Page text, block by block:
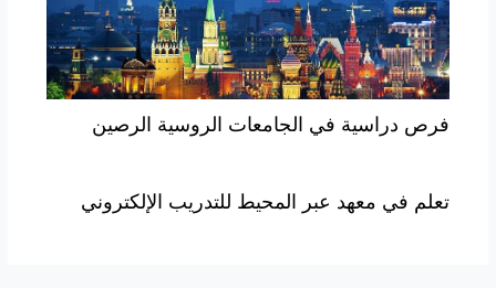
فرص دراسية في الجامعات الروسية الرصين
تعلم في معهد عبر المحيط للتدريب الإلكتروني